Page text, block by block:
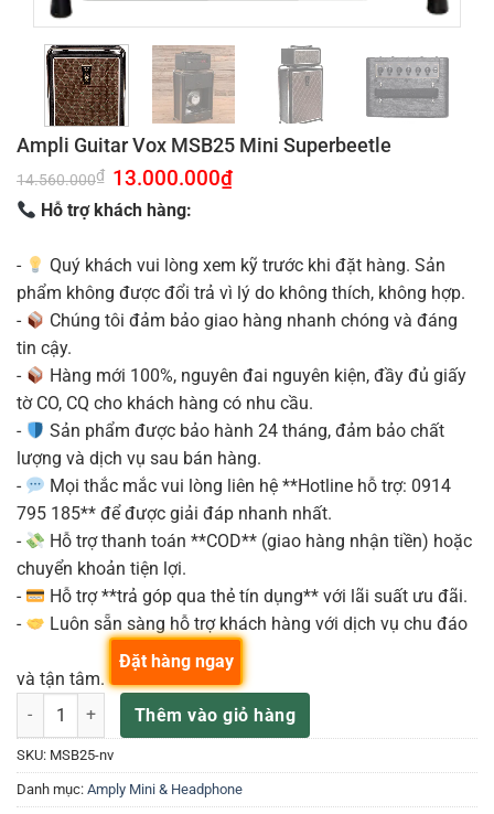
Ampli Guitar Vox MSB25 Mini Superbeetle
14.560.000₫ Giá
gốc
là:
14.560.000₫.
13.000.000₫Giá
Hỗ trợ khách hàng:
-
Quý khách vui lòng xem kỹ trước khi đặt hàng. Sản
phẩm không được đổi trả vì lý do không thích, không hợp.
-
Chúng tôi đảm bảo giao hàng nhanh chóng và đáng
tin cậy.
-
Hàng mới 100%, nguyên đai nguyên kiện, đầy đủ giấy
tờ CO, CQ cho khách hàng có nhu cầu.
-
Sản phẩm được bảo hành 24 tháng, đảm bảo chất
lượng và dịch vụ sau bán hàng.
-
Mọi thắc mắc vui lòng liên hệ **Hotline hỗ trợ: 0914
795 185** để được giải đáp nhanh nhất.
-
Hỗ trợ thanh toán **COD** (giao hàng nhận tiền) hoặc
chuyển khoản tiện lợi.
-
Hỗ trợ **trả góp qua thẻ tín dụng** với lãi suất ưu đãi.
-
Luôn sẵn sàng hỗ trợ khách hàng với dịch vụ chu đáo
và tận tâm.
Ampli Guitar Vox MSB25 Mini Superbeetle số lượng
Thêm vào giỏ hàng
Đặt hàng ngay
SKU: MSB25-nv
Danh mục: Amply Mini & Headphone